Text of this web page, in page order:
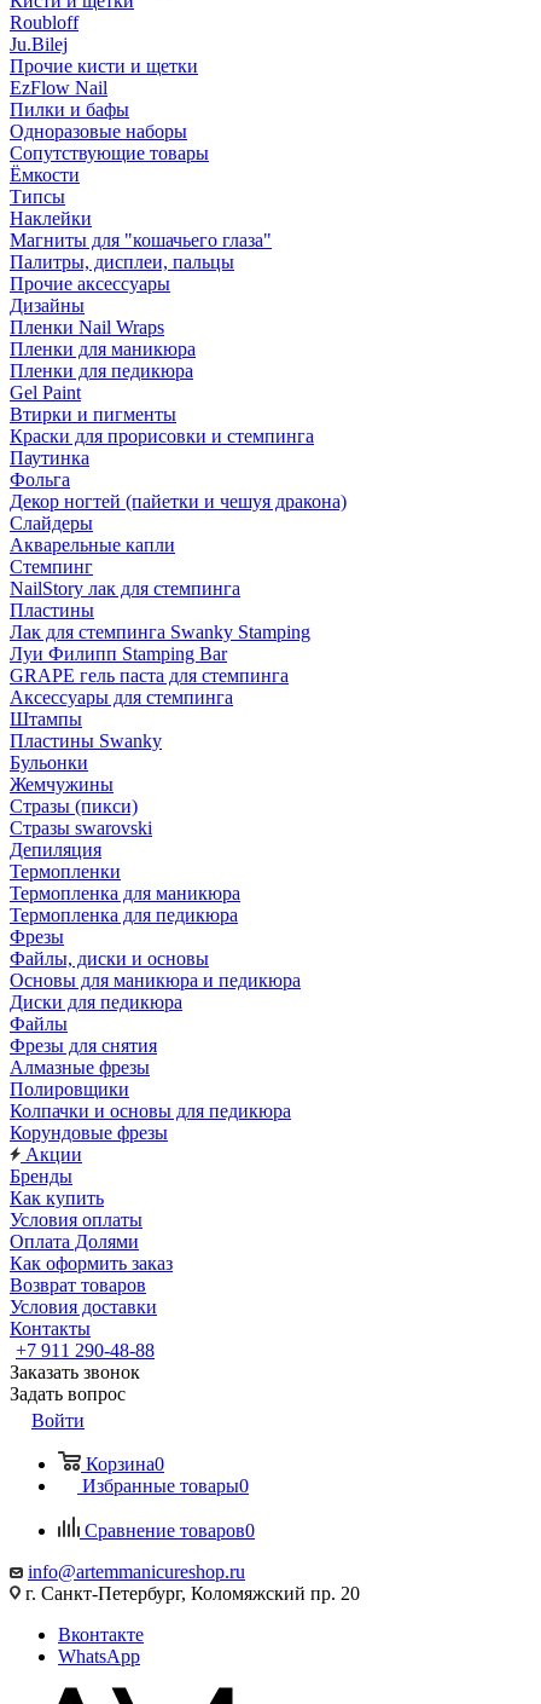
Roubloff
Ju.Bilej
Прочие кисти и щетки
EzFlow Nail
Пилки и бафы
Одноразовые наборы
Сопутствующие товары
Ёмкости
Типсы
Наклейки
Магниты для "кошачьего глаза"
Палитры, дисплеи, пальцы
Прочие аксессуары
Дизайны
Пленки Nail Wraps
Пленки для маникюра
Пленки для педикюра
Gel Paint
Втирки и пигменты
Краски для прорисовки и стемпинга
Паутинка
Фольга
Декор ногтей (пайетки и чешуя дракона)
Слайдеры
Акварельные капли
Стемпинг
NailStory лак для стемпинга
Пластины
Лак для стемпинга Swanky Stamping
Луи Филипп Stamping Bar
GRAPE гель паста для стемпинга
Аксессуары для стемпинга
Штампы
Пластины Swanky
Бульонки
Жемчужины
Стразы (пикси)
Cтразы swarovski
Депиляция
Термопленки
Термопленка для маникюра
Термопленка для педикюра
Фрезы
Файлы, диски и основы
Основы для маникюра и педикюра
Диски для педикюра
Файлы
Фрезы для снятия
Алмазные фрезы
Полировщики
Колпачки и основы для педикюра
Корундовые фрезы
Акции
Бренды
Как купить
Условия оплаты
Оплата Долями
Как оформить заказ
Возврат товаров
Условия доставки
Контакты
+7 911 290-48-88
Заказать звонок
Задать вопрос
Войти
Корзина0
Избранные товары0
Сравнение товаров0
info@artemmanicureshop.ru
г. Санкт-Петербург, Коломяжский пр. 20
Вконтакте
WhatsApp